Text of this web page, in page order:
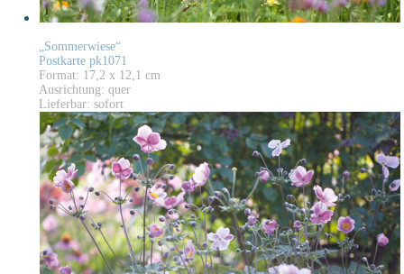
„Sommerwiese“
Postkarte pk1071
Format: 17,2 x 12,1 cm
Ausrichtung: quer
Lieferbar: sofort